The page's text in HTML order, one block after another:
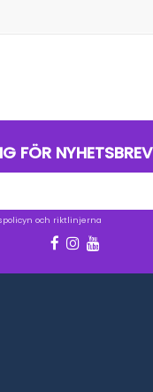
FÖR NYHETSBREV
och riktlinjerna